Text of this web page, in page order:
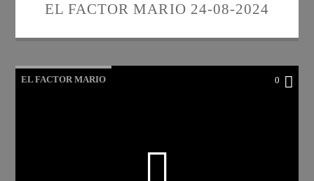
EL FACTOR MARIO 24-08-2024
EL FACTOR MARIO 0